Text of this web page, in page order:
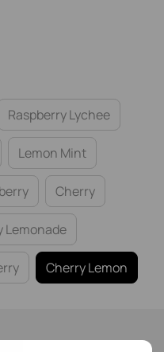
Raspberry Lychee
Lemon Mint
Cherry
Lemonade
Cherry Lemon